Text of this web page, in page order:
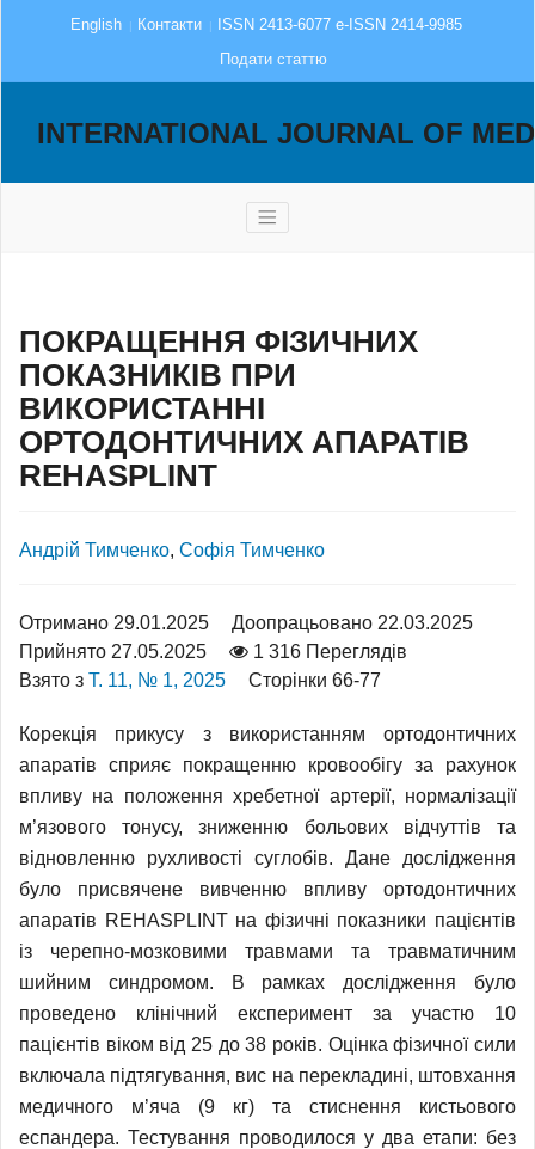
English Контакти
ISSN 2413-6077 e-ISSN 2414-9985
Подати статтю
INTERNATIONAL JOURNAL OF
ПОКРАЩЕННЯ ФІЗИЧНИХ
ПОКАЗНИКІВ ПРИ
ВИКОРИСТАННІ
ОРТОДОНТИЧНИХ АПАРАТІВ
REHASPLINT
Андрій Тимченко, Софія Тимченко
Отримано 29.01.2025
Доопрацьовано 22.03.2025
Прийнято 27.05.2025
1 316 Переглядів
Взято з Т. 11, № 1, 2025 Сторінки 66-77
Корекція прикусу з використанням ортодонтичних
апаратів сприяє покращенню кровообігу за рахунок
впливу на положення хребетної артерії, нормалізації
м’язового тонусу, зниженню больових відчуттів та
відновленню рухливості суглобів. Дане дослідження
було присвячене вивченню впливу ортодонтичних
апаратів REHASPLINT на фізичні показники пацієнтів
із черепно-мозковими травмами та травматичним
шийним синдромом. В рамках дослідження було
проведено клінічний експеримент за участю 10
пацієнтів віком від 25 до 38 років. Оцінка фізичної сили
включала підтягування, вис на перекладині, штовхання
медичного м’яча (9 кг) та стиснення кистьового
еспандера. Тестування проводилося у два етапи: без